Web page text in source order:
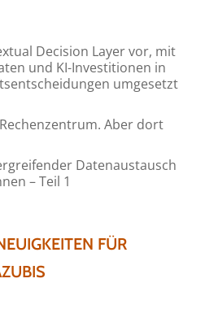
Decision Layer vor, mit
und KI-Investitionen in
umgesetzt
Aber dort
Datenaustausch
– Teil 1
FÜR